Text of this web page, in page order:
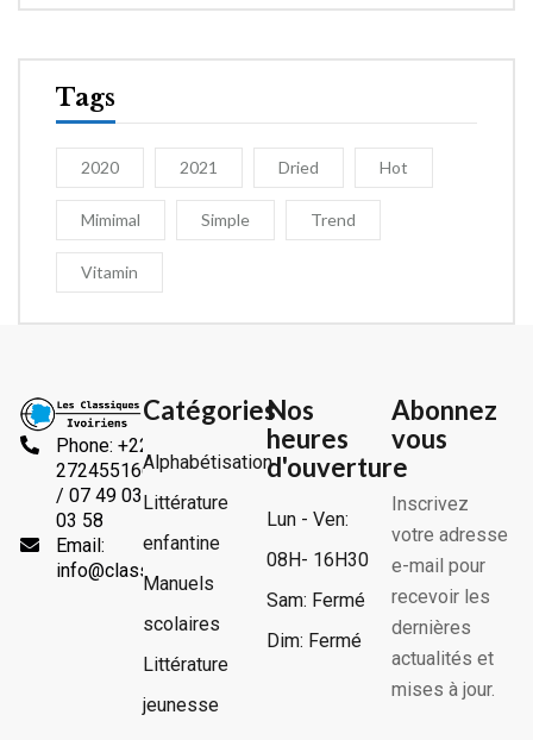
Tags
2020 2021 Dried Hot
Mimimal Simple Trend
Vitamin
Phone: +225
2724551666
/ 07 49 03
03 58
Email:
info@classiquesivoiriens.com
Catégories
Alphabétisation
Littérature
enfantine
Manuels
scolaires
Littérature
jeunesse
Nos
heures
d'ouverture
Lun - Ven:
08H- 16H30
Sam: Fermé
Dim: Fermé
Abonnez
vous
Inscrivez
votre adresse
e-mail pour
recevoir les
dernières
actualités et
mises à jour.